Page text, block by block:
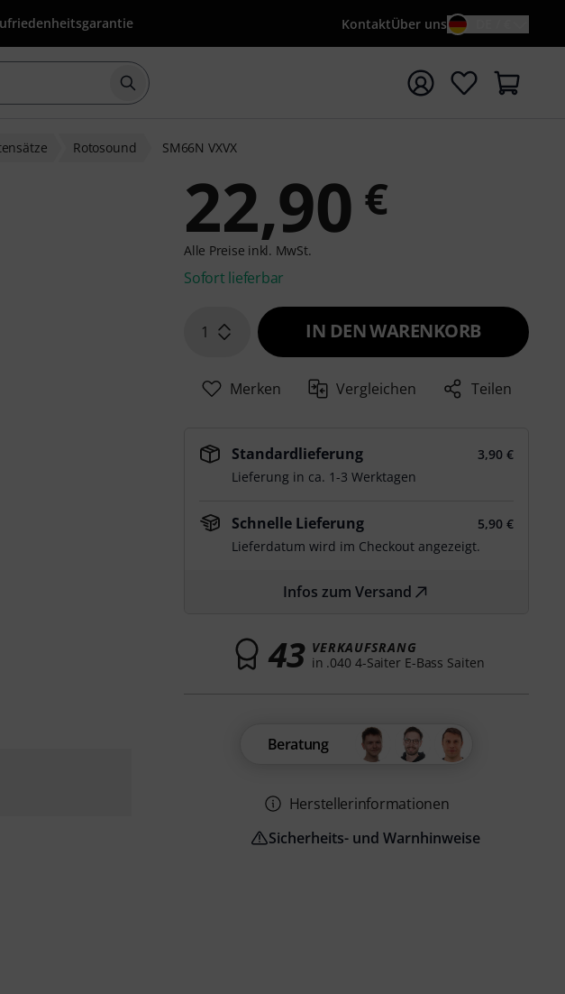
KontaktÜber uns
Suche mit Suchwort {searchTerm} starten
Rotosound SM66N VXVX
22,90 €
Alle Preise inkl. MwSt.
Sofort lieferbar
1 IN DEN WARENKORB
Merken Vergleichen Teilen
Standardlieferung
3,90 €
Lieferung in ca. 1-3 Werktagen
Schnelle Lieferung
5,90 €
Lieferdatum wird im Checkout angezeigt.
Infos zum Versand
43 VERKAUFSRANG
in .040 4-Saiter E-Bass Saiten
Beratung
Herstellerinformationen
Sicherheits- und Warnhinweise